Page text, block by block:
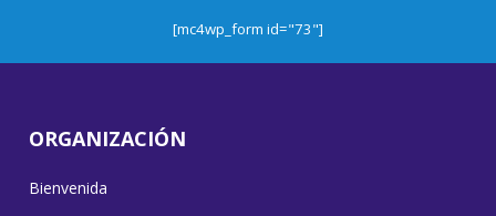
[mc4wp_form id="73"]
ORGANIZACIÓN
Bienvenida